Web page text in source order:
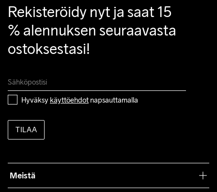
Rekisteröidy nyt ja saat 15
% alennuksen seuraavasta
ostoksestasi!
Hyväksy käyttöehdot napsauttamalla
TILAA
Meistä